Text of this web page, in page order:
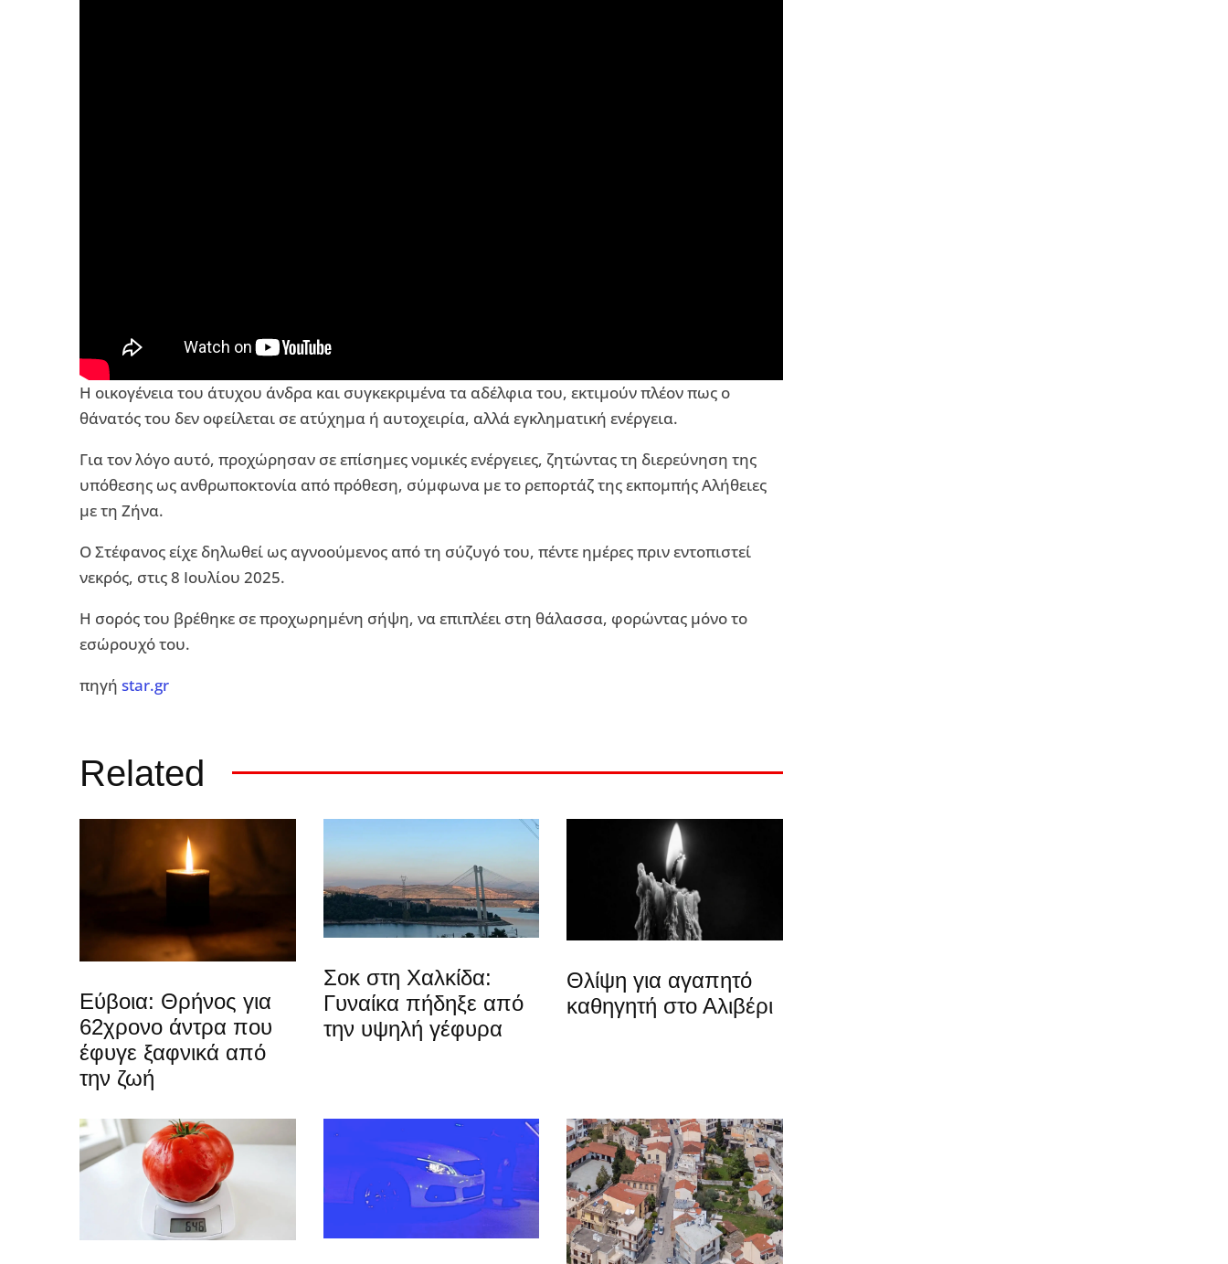
Η οικογένεια του άτυχου άνδρα και συγκεκριμένα τα αδέλφια του, εκτιμούν πλέον πως ο
θάνατός του δεν οφείλεται σε ατύχημα ή αυτοχειρία, αλλά εγκληματική ενέργεια.
Για τον λόγο αυτό, προχώρησαν σε επίσημες νομικές ενέργειες, ζητώντας τη διερεύνηση της
υπόθεσης ως ανθρωποκτονία από πρόθεση, σύμφωνα με το ρεπορτάζ της εκπομπής Αλήθειες
με τη Ζήνα.
Ο Στέφανος είχε δηλωθεί ως αγνοούμενος από τη σύζυγό του, πέντε ημέρες πριν εντοπιστεί
νεκρός, στις 8 Ιουλίου 2025.
Η σορός του βρέθηκε σε προχωρημένη σήψη, να επιπλέει στη θάλασσα, φορώντας μόνο το
εσώρουχό του.
πηγή star.gr
Related
Εύβοια: Θρήνος για
62χρονο άντρα που
έφυγε ξαφνικά από
την ζωή
Σοκ στη Χαλκίδα:
Γυναίκα πήδηξε από
την υψηλή γέφυρα
Θλίψη για αγαπητό
καθηγητή στο Αλιβέρι